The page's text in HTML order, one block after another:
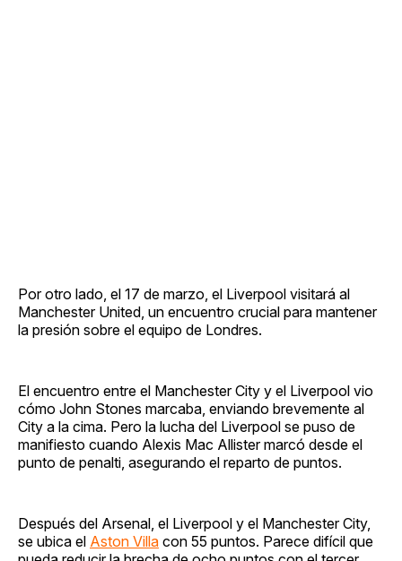
Por otro lado, el 17 de marzo, el Liverpool visitará al
Manchester United, un encuentro crucial para mantener
la presión sobre el equipo de Londres.
El encuentro entre el Manchester City y el Liverpool vio
cómo John Stones marcaba, enviando brevemente al
City a la cima. Pero la lucha del Liverpool se puso de
manifiesto cuando Alexis Mac Allister marcó desde el
punto de penalti, asegurando el reparto de puntos.
Después del Arsenal, el Liverpool y el Manchester City,
se ubica el Aston Villa con 55 puntos. Parece difícil que